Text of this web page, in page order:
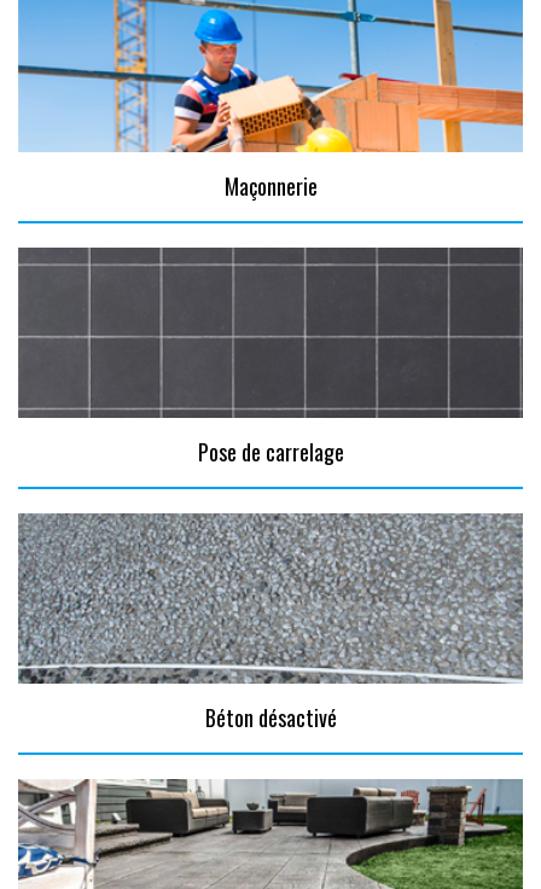
Maçonnerie
Pose de carrelage
Béton désactivé